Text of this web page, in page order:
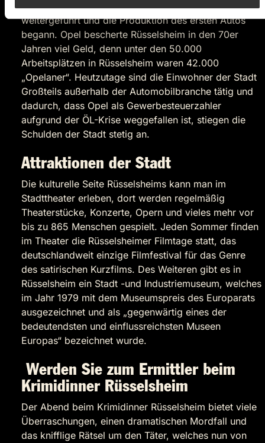
wurde die Firma von seiner Frau und seinen Söhnen
weitergeführt und die Produktion des ersten Autos
begann. Opel bescherte Rüsselsheim in den 70er
Jahren viel Geld, denn unter den 50.000
Arbeitsplätzen in Rüsselsheim waren 42.000
„Opelaner“. Heutzutage sind die Einwohner der Stadt
Großteils außerhalb der Automobilbranche tätig und
dadurch, dass Opel als Gewerbesteuerzahler
aufgrund der ÖL-Krise weggefallen ist, stiegen die
Schulden der Stadt stetig an.
Attraktionen der Stadt
Die kulturelle Seite Rüsselsheims kann man im
Stadttheater erleben, dort werden regelmäßig
Theaterstücke, Konzerte, Opern und vieles mehr vor
bis zu 865 Menschen gespielt. Jeden Sommer finden
im Theater die Rüsselsheimer Filmtage statt, das
deutschlandweit einzige Filmfestival für das Genre
des satirischen Kurzfilms. Des Weiteren gibt es in
Rüsselsheim ein Stadt -und Industriemuseum, welches
im Jahr 1979 mit dem Museumspreis des Europarats
ausgezeichnet und als „gegenwärtig eines der
bedeutendsten und einflussreichsten Museen
Europas“ bezeichnet wurde.
Werden Sie zum Ermittler beim
Krimidinner Rüsselsheim
Der Abend beim Krimidinner Rüsselsheim bietet viele
Überraschungen, einen dramatischen Mordfall und
das knifflige Rätsel um den Täter, welches nun von